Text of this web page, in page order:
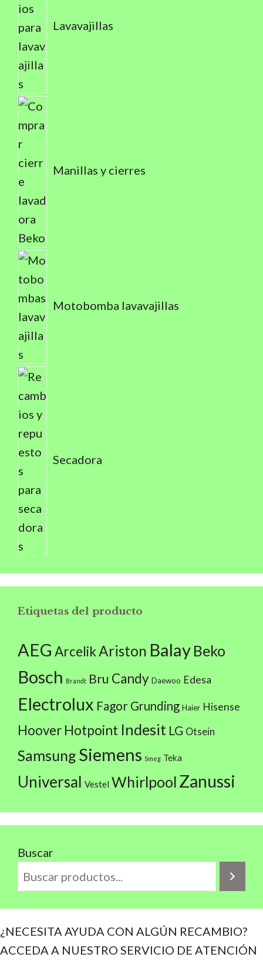
Lavavajillas
Manillas y cierres
Motobomba lavavajillas
Secadora
Etiquetas del producto
AEG ArcelikAriston Balay Beko
Bosch Brandt Bru Candy Daewoo Edesa
Electrolux Fagor Grunding Haier Hisense
Hoover Hotpoint Indesit LG Otsein
Samsung Siemens Smeg Teka
Universal Vestel Whirlpool Zanussi
Buscar
¿NECESITA AYUDA CON ALGÚN RECAMBIO?
ACCEDA A NUESTRO SERVICIO DE ATENCIÓN